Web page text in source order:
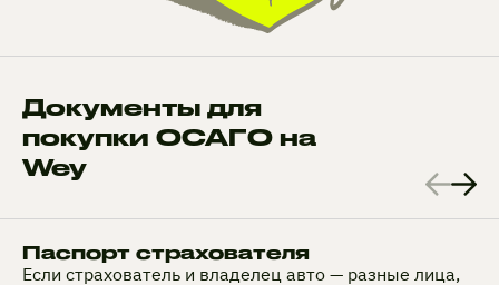
Документы для
покупки ОСАГО на
Wey
Паспорт страхователя
Если страхователь и владелец авто — разные лица,